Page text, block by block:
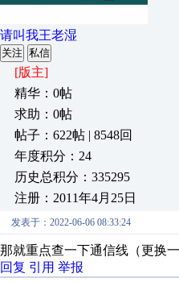
请叫我王老湿
关注 私信
[版主]
精华：0帖
求助：0帖
帖子：622帖 | 8548回
年度积分：24
历史总积分：335295
注册：2011年4月25日
发表于：2022-06-06 08:33:24
那就重点查一下通信线（更换
回复 引用 举报